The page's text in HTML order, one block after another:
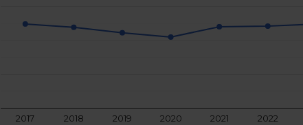
2017 2018 2019 2020 2021 2022